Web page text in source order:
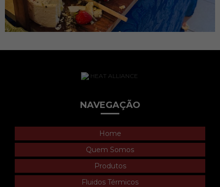
NAVEGAÇÃO
Home
Quem Somos
Produtos
Fluidos Térmicos